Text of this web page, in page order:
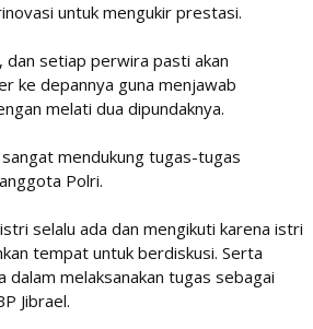
untuk mengukir prestasi.
dan setiap perwira pasti akan
ke depannya guna menjawab
melati dua dipundaknya.
mendukung tugas-tugas
Polri.
selalu ada dan mengikuti karena istri
tempat untuk berdiskusi. Serta
dalam melaksanakan tugas sebagai
Jibrael.